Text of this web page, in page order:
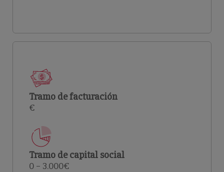
Tramo de facturación
€
Tramo de capital social
0 – 3.000€